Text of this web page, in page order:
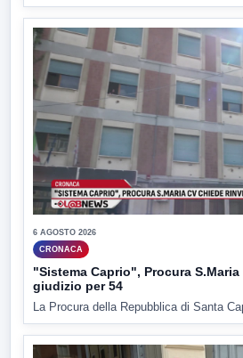
6 AGOSTO 2026
CRONACA
"Sistema Caprio", Procura
giudizio per 54
La Procura della Repubblica di Santa